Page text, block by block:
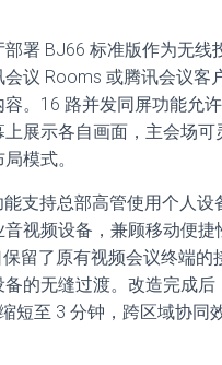
署 BJ66 标准版作为无线
议 Rooms 或腾讯会议客
。16 路并发同屏功能允
展示各自画面，主会场可
模式。
能支持总部高管使用个人设
视频设备，兼顾移动便捷
保留了原有视频会议终端的
的无缝过渡。改造完成后
短至 3 分钟，跨区域协同